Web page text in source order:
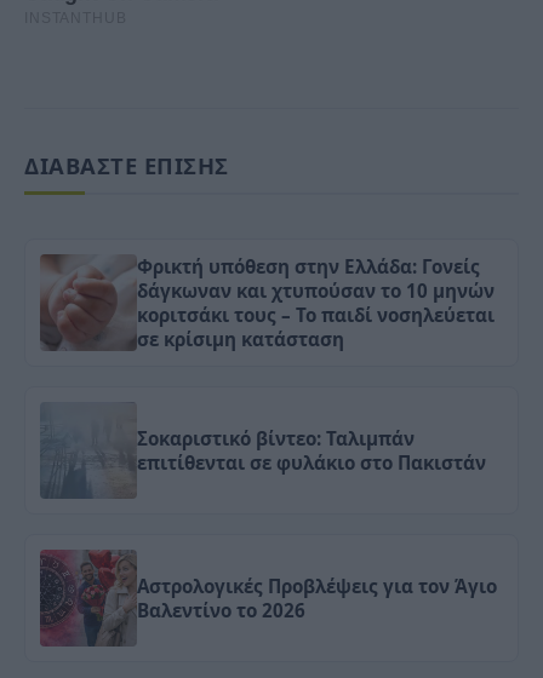
ΔΙΑΒΑΣΤΕ ΕΠΙΣΗΣ
Φρικτή υπόθεση στην Ελλάδα: Γονείς
δάγκωναν και χτυπούσαν το 10 μηνών
κοριτσάκι τους – Το παιδί νοσηλεύεται
σε κρίσιμη κατάσταση
Σοκαριστικό βίντεο: Ταλιμπάν
επιτίθενται σε φυλάκιο στο Πακιστάν
Αστρολογικές Προβλέψεις για τον Άγιο
Βαλεντίνο το 2026